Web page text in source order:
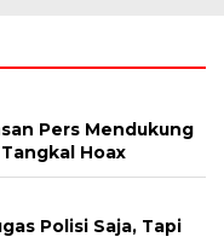
Pers Mendukung
Hoax
Polisi Saja, Tapi